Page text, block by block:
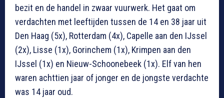
bezit en de handel in zwaar vuurwerk. Het gaat om
verdachten met leeftijden tussen de 14 en 38 jaar uit
Den Haag (5x), Rotterdam (4x), Capelle aan den IJssel
(2x), Lisse (1x), Gorinchem (1x), Krimpen aan den
IJssel (1x) en Nieuw-Schoonebeek (1x). Elf van hen
waren achttien jaar of jonger en de jongste verdachte
was 14 jaar oud.